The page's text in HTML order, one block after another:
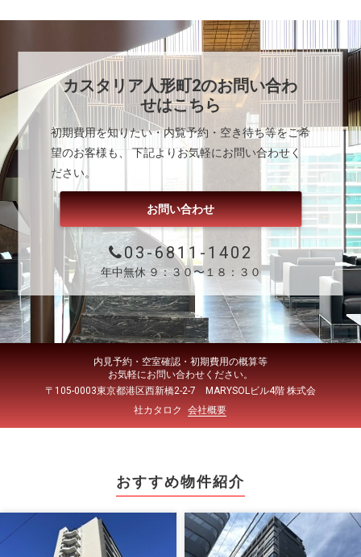
カスタリア人形町2のお問い合わ
せはこちら
初期費用を知りたい・内覧予約・空き待ち等をご希
望のお客様も、 下記よりお気軽にお問い合わせく
ださい。
お問い合わせ
03-6811-1402
年中無休 ９：３０〜１８：３０
内見予約・空室確認・初期費用の概算等
お気軽にお問い合わせください。
〒105-0003東京都港区西新橋2-2-7 MARYSOLビル4階 株式会
社カタロク
会社概要
おすすめ物件紹介